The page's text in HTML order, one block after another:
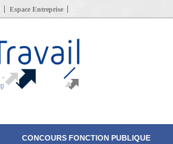
Espace Entreprise
CONCOURS FONCTION PUBLIQUE